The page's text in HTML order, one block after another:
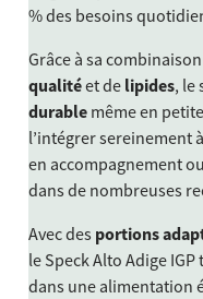
% des besoins
Grâce à sa
qualitéet de lipides, le
durablemême en
l’intégrer sereinement
en accompagnement
dans de nombreuses
Avec des portions
le Speck Alto Adige
dans une alimentation